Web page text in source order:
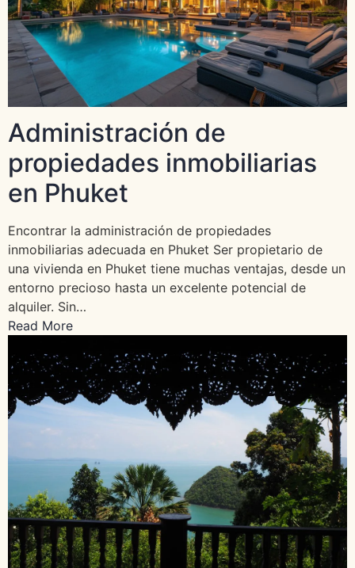
Administración de
propiedades inmobiliarias
en Phuket
Encontrar la administración de propiedades
inmobiliarias adecuada en Phuket Ser propietario de
una vivienda en Phuket tiene muchas ventajas, desde un
entorno precioso hasta un excelente potencial de
alquiler. Sin…
Read More